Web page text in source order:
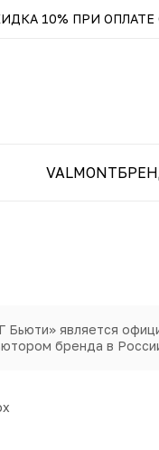
10% ПРИ
VALMONT
является
бренда в